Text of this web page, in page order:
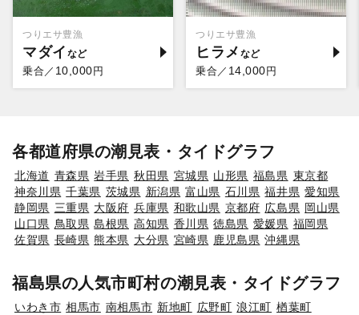
つりエサ豊漁
マダイ
乗合／ 10,000円
つりエサ豊漁
ヒラメ
乗合／ 14,000円
各都道府県の潮見表・タイドグラフ
北海道 青森県 岩手県 秋田県 宮城県 山形県 福島県 東京都
神奈川県 千葉県 茨城県 新潟県 富山県 石川県 福井県 愛知県
静岡県 三重県 大阪府 兵庫県 和歌山県 京都府 広島県 岡山県
山口県 鳥取県 島根県 高知県 香川県 徳島県 愛媛県 福岡県
佐賀県 長崎県 熊本県 大分県 宮崎県 鹿児島県 沖縄県
福島県の人気市町村の潮見表・タイドグラフ
いわき市 相馬市 南相馬市 新地町 広野町 浪江町 楢葉町